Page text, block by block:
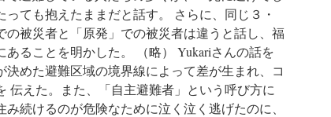
ても抱えたままだと話す。 さらに、同じ３・
の被災者と「原発」での被災者は違うと話し、福
ることを明かした。 （略） Yukariさんの話を
めた避難区域の境界線によって差が生まれ、コ
伝えた。また、「自主避難者」という呼び方に
続けるのが危険なために泣く泣く逃げたのに、